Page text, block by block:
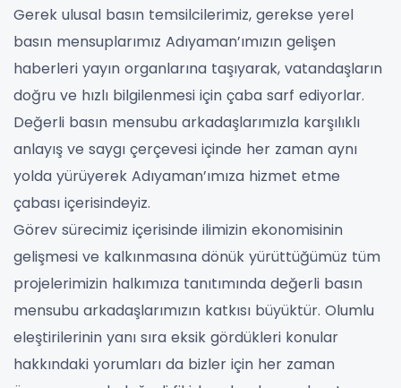
Gerek ulusal basın temsilcilerimiz, gerekse yerel
basın mensuplarımız Adıyaman’ımızın gelişen
haberleri yayın organlarına taşıyarak, vatandaşların
doğru ve hızlı bilgilenmesi için çaba sarf ediyorlar.
Değerli basın mensubu arkadaşlarımızla karşılıklı
anlayış ve saygı çerçevesi içinde her zaman aynı
yolda yürüyerek Adıyaman’ımıza hizmet etme
çabası içerisindeyiz.
Görev sürecimiz içerisinde ilimizin ekonomisinin
gelişmesi ve kalkınmasına dönük yürüttüğümüz tüm
projelerimizin halkımıza tanıtımında değerli basın
mensubu arkadaşlarımızın katkısı büyüktür. Olumlu
eleştirilerinin yanı sıra eksik gördükleri konular
hakkındaki yorumları da bizler için her zaman